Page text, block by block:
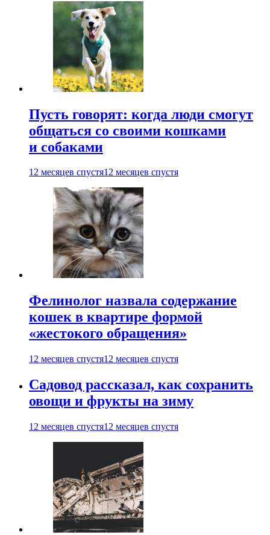
Пусть говорят: когда люди смогут
общаться со своими кошками
и собаками
12 месяцев спустя12 месяцев спустя
Фелинолог назвала содержание
кошек в квартире формой
«жестокого обращения»
12 месяцев спустя12 месяцев спустя
Садовод рассказал, как сохранить
овощи и фрукты на зиму
12 месяцев спустя12 месяцев спустя